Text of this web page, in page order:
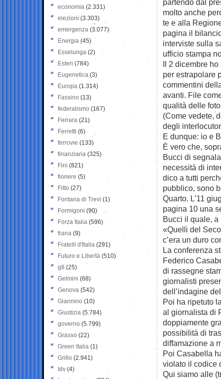
partendo dal
molto anche
te e alla
pagina il
interviste sulla
ufficio stampa
Il 2 dicembre
per estrapolare
commentini
avanti. File
qualità delle
(Come vedete,
degli
E dunque: io e
È vero che,
Bucci di
necessità di
dico a tutti
pubblico, sono
Quarto. L’11
pagina 10 una
Bucci il quale, a
«Quelli del
c’era un duro
La conferenza
Federico
di rassegne
giornalisti
dell’indagine
Poi ha ripetuto
al giornalista di
doppiamente
possibilità di
diffamazione a
Poi Casabella
violato il codice
Qui siamo alle
economia (2.331)
elezioni (3.303)
emergenza (3.077)
Energia (45)
Esselunga (2)
Esteri (784)
Eugenetica (3)
Europa (1.314)
Fassino (13)
federalismo (167)
Ferrara (21)
Ferretti (6)
ferrovie (133)
finanziaria (325)
Fini (821)
fioriere (5)
Fitto (27)
Fontana di Trevi (1)
Formigoni (90)
Forza Italia (596)
frana (9)
Fratelli d'Italia (291)
Futuro e Libertà (510)
g8 (25)
Gelmini (68)
Genova (542)
Giannino (10)
Giustizia (5.784)
governo (5.799)
Grasso (22)
Green Italia (1)
Grillo (2.941)
Idv (4)